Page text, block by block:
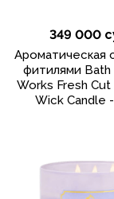
349 000
Ароматическая
фитилями Bath
Works Fresh
Wick Candle -